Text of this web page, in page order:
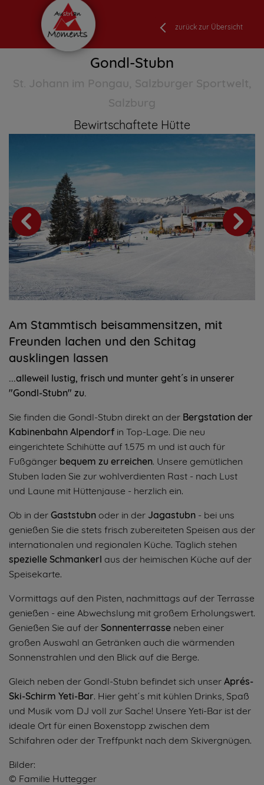
zurück zur Übersicht
Gondl-Stubn
St. Johann im Pongau, Salzburger Sportwelt,
Salzburg
Bewirtschaftete Hütte
Am Stammtisch beisammensitzen, mit
Freunden lachen und den Schitag
ausklingen lassen
...alleweil lustig, frisch und munter geht´s in unserer
"Gondl-Stubn" zu.
Sie finden die Gondl-Stubn direkt an der Bergstation der
Kabinenbahn Alpendorf in Top-Lage. Die neu
eingerichtete Schihütte auf 1.575 m und ist auch für
Fußgänger bequem zu erreichen. Unsere gemütlichen
Stuben laden Sie zur wohlverdienten Rast - nach Lust
und Laune mit Hüttenjause - herzlich ein.
Ob in der Gaststubn oder in der Jagastubn - bei uns
genießen Sie die stets frisch zubereiteten Speisen aus der
internationalen und regionalen Küche. Täglich stehen
spezielle Schmankerl aus der heimischen Küche auf der
Speisekarte.
Vormittags auf den Pisten, nachmittags auf der Terrasse
genießen - eine Abwechslung mit großem Erholungswert.
Genießen Sie auf der Sonnenterrasse neben einer
großen Auswahl an Getränken auch die wärmenden
Sonnenstrahlen und den Blick auf die Berge.
Gleich neben der Gondl-Stubn befindet sich unser Aprés-
Ski-Schirm Yeti-Bar. Hier geht´s mit kühlen Drinks, Spaß
und Musik vom DJ voll zur Sache! Unsere Yeti-Bar ist der
ideale Ort für einen Boxenstopp zwischen dem
Schifahren oder der Treffpunkt nach dem Skivergnügen.
Bilder:
© Familie Huttegger